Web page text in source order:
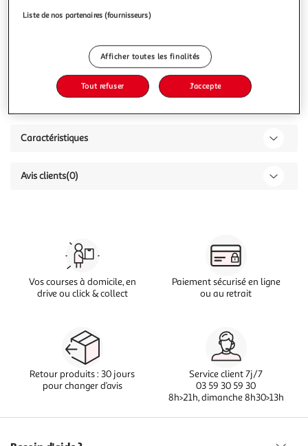
de particulesDétail des
Description
Caractéristiques
Avis clients(0)
Vos courses à domicile, en
drive ou click & collect
Paiement sécurisé en ligne
ou au retrait
Retour produits : 30 jours
pour changer d’avis
Service client 7j/7
03 59 30 59 30
8h>21h, dimanche 8h30>13h
Liste de nos partenaires (fournisseurs)
Afficher toutes les finalités
Tout refuser J'accepte